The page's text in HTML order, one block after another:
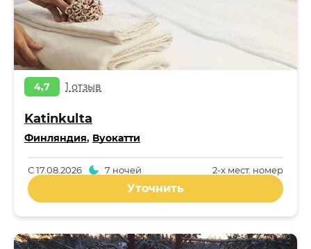
4,7 1 отзыв
Katinkulta
Финляндия, Вуокатти
2-x мест. номер
С17.08.2026 7 ночей
Уточнить